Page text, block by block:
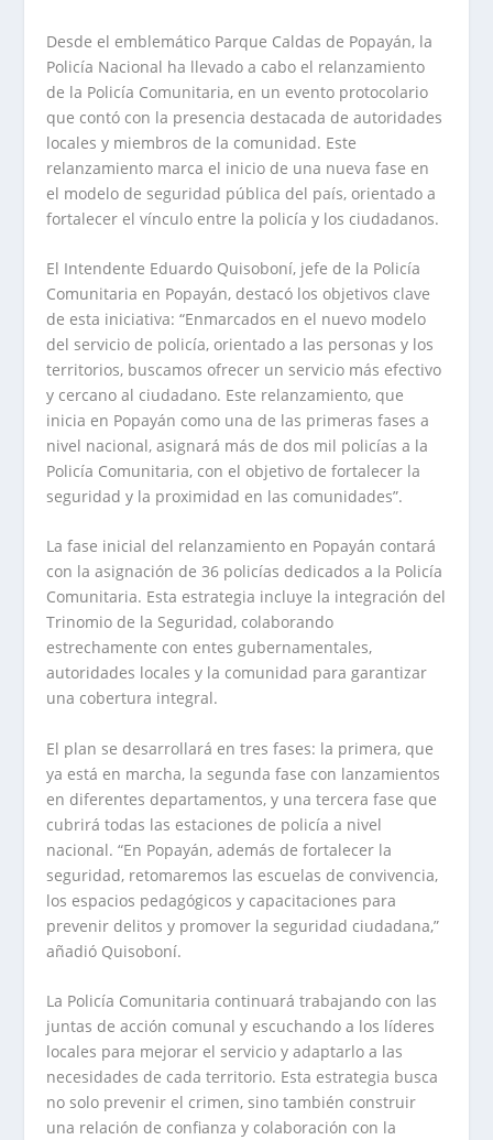
Desde el emblemático Parque Caldas de Popayán, la
Policía Nacional ha llevado a cabo el relanzamiento
de la Policía Comunitaria, en un evento protocolario
que contó con la presencia destacada de autoridades
locales y miembros de la comunidad. Este
relanzamiento marca el inicio de una nueva fase en
el modelo de seguridad pública del país, orientado a
fortalecer el vínculo entre la policía y los ciudadanos.
El Intendente Eduardo Quisoboní, jefe de la Policía
Comunitaria en Popayán, destacó los objetivos clave
de esta iniciativa: “Enmarcados en el nuevo modelo
del servicio de policía, orientado a las personas y los
territorios, buscamos ofrecer un servicio más efectivo
y cercano al ciudadano. Este relanzamiento, que
inicia en Popayán como una de las primeras fases a
nivel nacional, asignará más de dos mil policías a la
Policía Comunitaria, con el objetivo de fortalecer la
seguridad y la proximidad en las comunidades”.
La fase inicial del relanzamiento en Popayán contará
con la asignación de 36 policías dedicados a la Policía
Comunitaria. Esta estrategia incluye la integración del
Trinomio de la Seguridad, colaborando
estrechamente con entes gubernamentales,
autoridades locales y la comunidad para garantizar
una cobertura integral.
El plan se desarrollará en tres fases: la primera, que
ya está en marcha, la segunda fase con lanzamientos
en diferentes departamentos, y una tercera fase que
cubrirá todas las estaciones de policía a nivel
nacional. “En Popayán, además de fortalecer la
seguridad, retomaremos las escuelas de convivencia,
los espacios pedagógicos y capacitaciones para
prevenir delitos y promover la seguridad ciudadana,”
añadió Quisoboní.
La Policía Comunitaria continuará trabajando con las
juntas de acción comunal y escuchando a los líderes
locales para mejorar el servicio y adaptarlo a las
necesidades de cada territorio. Esta estrategia busca
no solo prevenir el crimen, sino también construir
una relación de confianza y colaboración con la